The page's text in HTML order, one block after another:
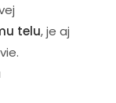
telu, je aj